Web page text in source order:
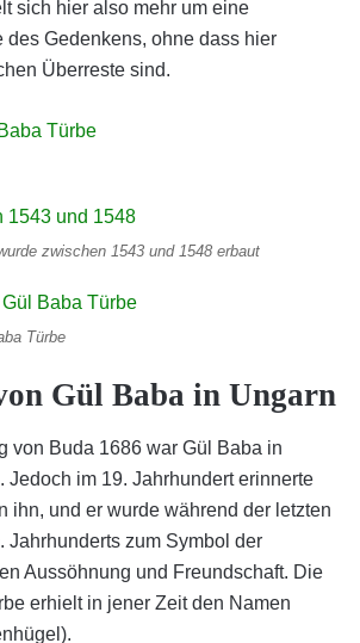
sich hier also mehr um eine
des Gedenkens, ohne dass hier
Überreste sind.
zwischen 1543 und 1548 erbaut
Türbe
Gül Baba in Ungarn
von Buda 1686 war Gül Baba in
Jedoch im 19. Jahrhundert erinnerte
ihn, und er wurde während der letzten
Jahrhunderts zum Symbol der
Aussöhnung und Freundschaft. Die
erhielt in jener Zeit den Namen